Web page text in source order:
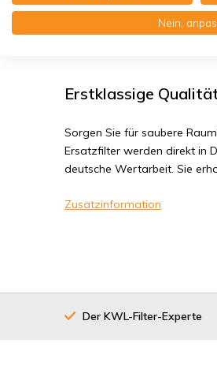
Sie erhalten: 1x Paneelefilter
Erstklassige
Sorgen Sie für saubere
Ersatzfilter werden direkt in
deutsche Wertarbeit. Sie
Zusatzinformation
Der KWL-Filter-Experte
Nein,